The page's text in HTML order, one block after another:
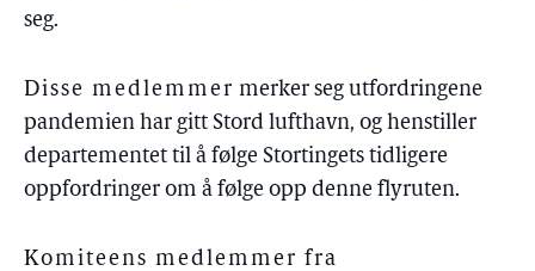
seg.
Disse medlemmer merker seg utfordringene
pandemien har gitt Stord lufthavn, og henstiller
departementet til å følge Stortingets tidligere
oppfordringer om å følge opp denne flyruten.
Komiteens medlemmer fra